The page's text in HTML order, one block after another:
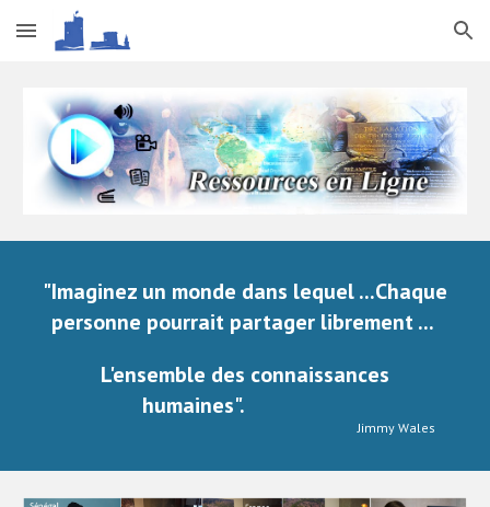
Skip to main content Skip to navigation
"Imaginez un monde dans lequel ...Chaque
personne pourrait partager librement ...
L'ensemble des connaissances
humaines".
Jimmy Wales